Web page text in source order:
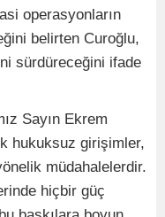
operasyonların
belirten Curoğlu,
sürdüreceğini ifade
Sayın Ekrem
hukuksuz girişimler,
müdahalelerdir.
hiçbir güç